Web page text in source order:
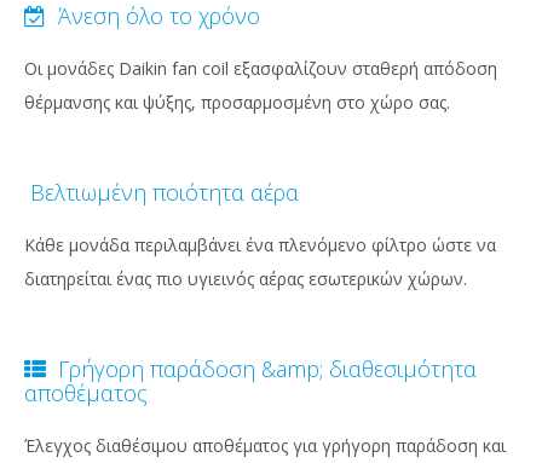
Άνεση όλο το χρόνο
Οι μονάδες Daikin fan coil εξασφαλίζουν σταθερή απόδοση
θέρμανσης και ψύξης, προσαρμοσμένη στο χώρο σας.
Βελτιωμένη ποιότητα αέρα
Κάθε μονάδα περιλαμβάνει ένα πλενόμενο φίλτρο ώστε να
διατηρείται ένας πιο υγιεινός αέρας εσωτερικών χώρων.
Γρήγορη παράδοση &amp; διαθεσιμότητα
αποθέματος
Έλεγχος διαθέσιμου αποθέματος για γρήγορη παράδοση και